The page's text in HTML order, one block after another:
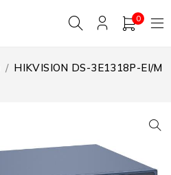
0
/ HIKVISION DS-3E1318P-EI/M